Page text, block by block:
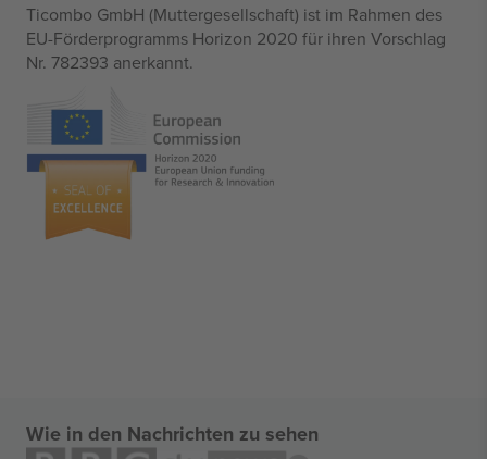
Ticombo GmbH (Muttergesellschaft) ist im Rahmen des
EU-Förderprogramms Horizon 2020 für ihren Vorschlag
Nr. 782393 anerkannt.
Wie in den Nachrichten zu sehen